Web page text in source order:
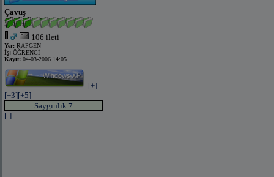
Çavuş
106 ileti
Yer: RAPGEN
İş: ÖĞRENCİ
Kayıt: 04-03-2006 14:05
[+]
[+3][+5]
Saygınlık 7
[-]